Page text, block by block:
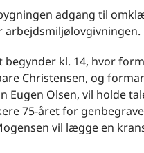
adgang til
arbejdsmiljølovgivningen.
kl. 14, hvor
Christensen, og
Olsen, vil holde
75-året for
vil lægge en